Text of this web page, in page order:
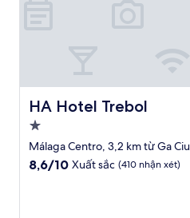
HA Hotel Trebol
HA Hotel Trebol
Nơi
lưu
trú
Málaga Centro, 3,2 km từ Ga
8.6
8,6/10 Xuất sắc (410 nhận xét)